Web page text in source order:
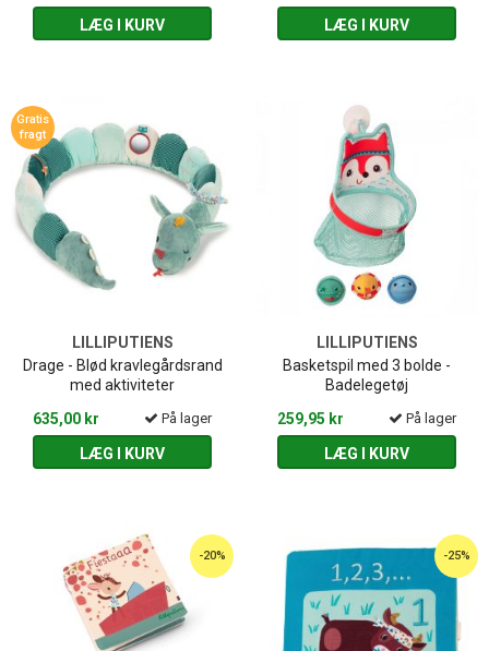
LÆG I KURV LÆG I KURV
Gratis
fragt
LILLIPUTIENS
Drage - Blød kravlegårdsrand
med aktiviteter
635,00 kr
På lager
LÆG I KURV
LILLIPUTIENS
Basketspil med 3 bolde -
Badelegetøj
259,95 kr
På lager
LÆG I KURV
-20% -25%